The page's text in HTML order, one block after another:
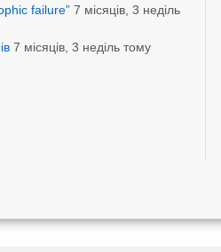
failure” 7 місяців, 3 неділь
7 місяців, 3 неділь тому